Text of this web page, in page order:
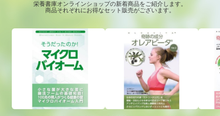
栄養書庫オンラインショップの新着商品をご紹介します。
商品それぞれにお得なセット販売がございます。